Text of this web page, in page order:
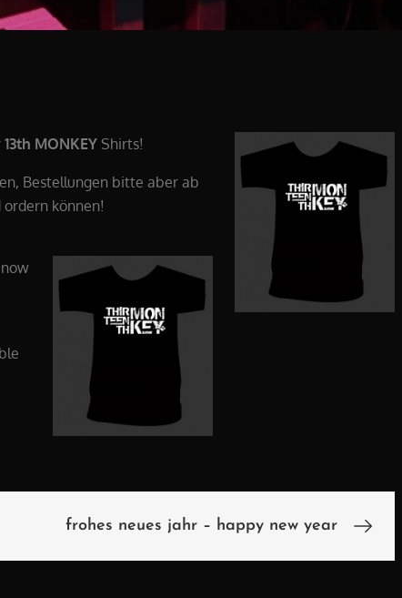
13th MONKEY Shirts!
Bestellungen bitte aber ab
können!
frohes neues jahr – happy new year